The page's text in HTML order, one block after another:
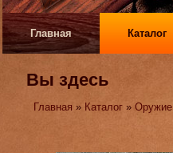
Главная Каталог
Вы здесь
Главная » Каталог »Оружие